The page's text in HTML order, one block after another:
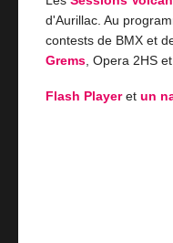
d'Aurillac. Au
contests de BMX et
Grems , Opera 2HS et
Flash Playeret un